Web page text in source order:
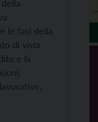
le fasi della
di vista
e la